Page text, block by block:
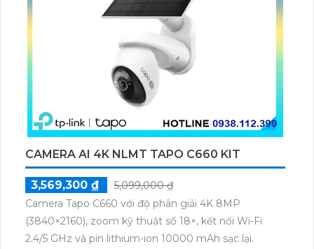
CAMERA AI 4K NLMT TAPO C660 KIT
3,569,300 ₫
5,099,000 ₫
Camera Tapo C660 với độ phân giải 4K 8MP
(3840×2160), zoom kỹ thuật số 18×, kết nối Wi-Fi
2.4/5 GHz và pin lithium-ion 10000 mAh sạc lại.